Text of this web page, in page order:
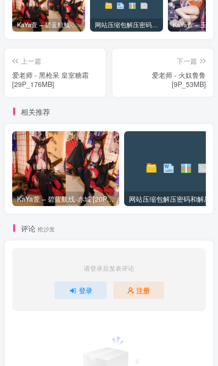
KaYa萱 – 碧蓝航线-赤城 [20P_128MB] 网站压缩包解压密码和解压问题
上一篇
爱老师 - 黑枪呆 皇室糖霜
[29P_176MB]
下一篇
爱老师 - 火奴鲁鲁
[9P_53MB]
相关推荐
KaYa萱 – 碧蓝航线-赤城 [20P_128MB] 网站压缩包解压密码和解压
评论 抢沙发
请登录后发表评论
登录 注册